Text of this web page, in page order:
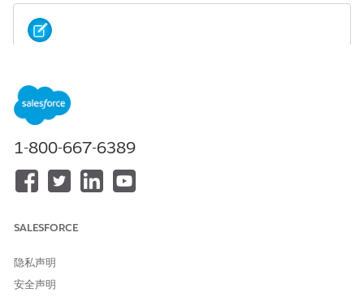
中的 Beta 服务条款或书面统一试用协议（如果由客户执行）以
及产品条款目录
用或 Beta 版服务。
要启用模板生成器，请查看在 Tableau Next 中
(Beta)
应用程序模板捆绑一个或多个 Tableau Next 工作区的资产，以
编辑或删除应用程序模板
编辑 Tableau Next 模板的详细信息或资源，删除模板资源或删
1-800-667-6389
SALESFORCE
隐私声明
安全声明